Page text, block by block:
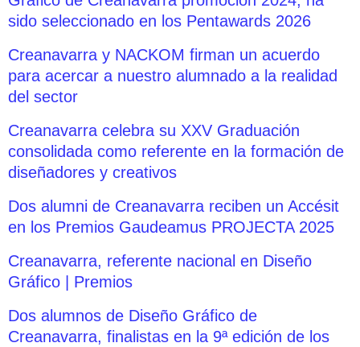
sido seleccionado en los Pentawards 2026
Creanavarra y NACKOM firman un acuerdo
para acercar a nuestro alumnado a la realidad
del sector
Creanavarra celebra su XXV Graduación
consolidada como referente en la formación de
diseñadores y creativos
Dos alumni de Creanavarra reciben un Accésit
en los Premios Gaudeamus PROJECTA 2025
Creanavarra, referente nacional en Diseño
Gráfico | Premios
Dos alumnos de Diseño Gráfico de
Creanavarra, finalistas en la 9ª edición de los